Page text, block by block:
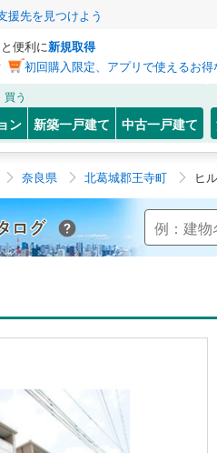
援先を見つけよう
便利に新規取得
初回購入限定、アプリで使えるお得
買う
ン 新築一戸建て 中古一戸建て
奈良県 北葛城郡王寺町 ヒ
Yahoo!不動産 マンションカ